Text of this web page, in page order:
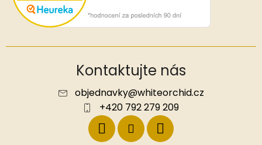
Kontaktujte nás
objednavky@whiteorchid.cz
+420 792 279 209